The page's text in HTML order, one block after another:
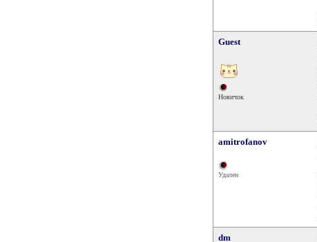
Guest
Новичок
amitrofanov
Удален
dm